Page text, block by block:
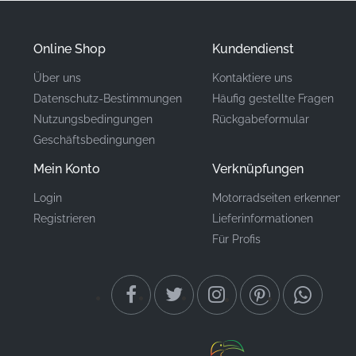
trägt die offizielle Teilenummer des Herstellers, was
seinen Status als originalgetreue Fabrikkomponente
bestätigt.
Teilenummer
Hersteller
Rechte mittlere
Verkleidung, rechte Seite*
Aufkleber
Vinyl-Aufkleber
Online Shop
Über uns
Datenschutz-Bestimmungen
Nutzungsbedingungen
Geschäftsbedingungen
Mein Konto
Login
Registrieren
Kundendienst
Kontaktiere uns
Häufig gestellte Fragen
Rückgabeformular
Verknüpfungen
Motorradseiten erkennen
Lieferinformationen
Für Profis